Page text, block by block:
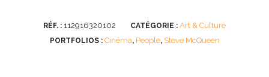
RÉF. : 112916320102 CATÉGORIE : Art & Culture
PORTFOLIOS : Cinéma, People, Steve McQueen